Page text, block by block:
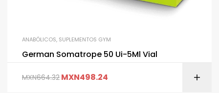
ANABÓLICOS, SUPLEMENTOS GYM
German Somatrope 50 Ui-5Ml Vial
MXN664.32 MXN498.24